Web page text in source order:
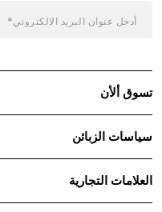
تسوق ألأن
سياسات الزبائن
العلامات التجارية